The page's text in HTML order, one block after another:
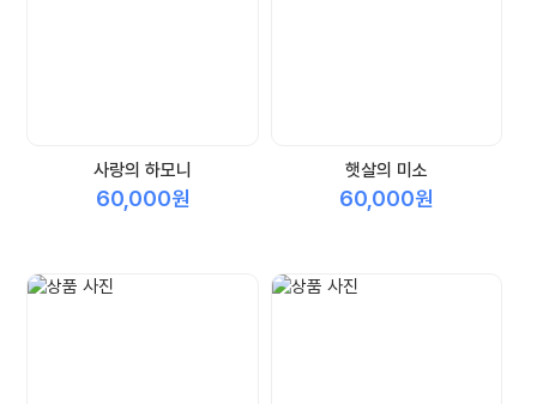
사랑의 하모니
60,000원
햇살의 미소
60,000원